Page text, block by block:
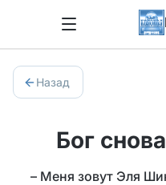
Назад
Бог
– Меня зовут Эля